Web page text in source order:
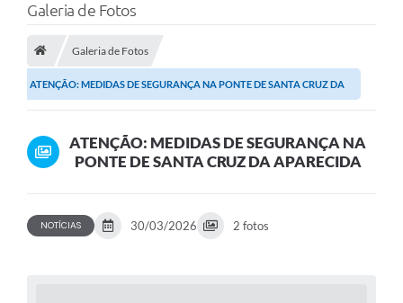
Galeria de Fotos
Galeria de Fotos
ATENÇÃO: MEDIDAS DE SEGURANÇA NA PONTE DE SANTA CRUZ DA
ATENÇÃO: MEDIDAS DE SEGURANÇA NA
PONTE DE SANTA CRUZ DA APARECIDA
NOTÍCIAS 30/03/2026 2 fotos